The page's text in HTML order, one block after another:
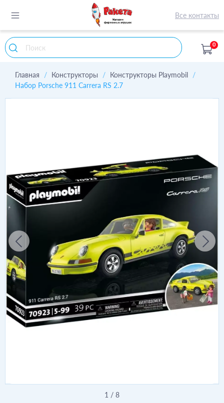
Все контакты
0
Главная Конструкторы
Конструкторы Playmobil
Набор Porsche 911 Carrera RS 2.7
1 / 8